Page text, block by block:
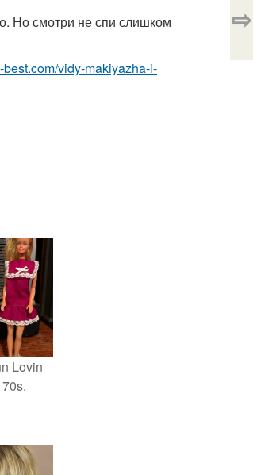
Но смотри не спи слишком
vidy-makiyazha-i-
⇨
Lovin